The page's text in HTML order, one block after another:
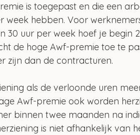
is toegepast en die een
week hebben. Voor
30 uur per week hoef je begin
de hoge Awf-premie toe te
zijn dan de contracturen.
als de verloonde uren
Awf-premie ook worden
binnen twee maanden na
is niet afhankelijk van